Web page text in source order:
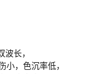
长，
，色沉率低，